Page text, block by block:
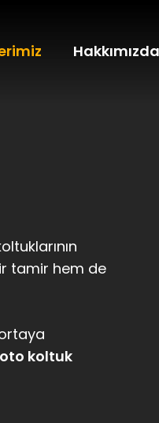
Hakkımızda
tamir hem de
oto koltuk